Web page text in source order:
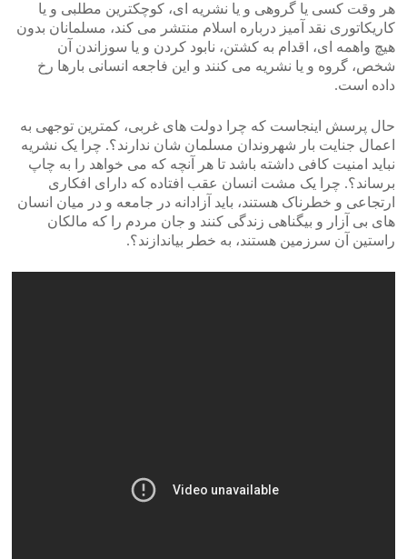
هر وقت کسی یا گروهی و یا نشریه ای، کوچکترین مطلبی و یا
کاریکاتوری نقد آمیز درباره اسلام منتشر می کند، مسلمانان بدون
هیچ واهمه ای، اقدام به کشتن، نابود کردن و یا سوزاندن آن
شخص، گروه و یا نشریه می کنند و این فاجعه انسانی بارها رخ
داده است.
حال پرسش اینجاست که چرا دولت های غربی، کمترین توجهی به
اعمال جنایت بار شهروندان مسلمان شان ندارند؟. چرا یک نشریه
نباید امنیت کافی داشته باشد تا هر آنچه که می خواهد را به چاپ
برساند؟. چرا یک مشت انسان عقب افتاده که دارای افکاری
ارتجاعی و خطرناک هستند، باید آزادانه در جامعه و در میان انسان
های بی آزار و بیگناهی زندگی کنند و جان مردم را که مالکان
راستین آن سرزمین هستند، به خطر بیاندازند؟.